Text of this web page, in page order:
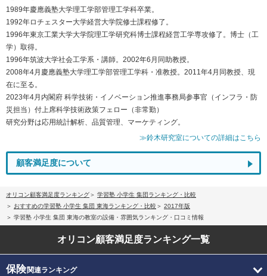
1989年慶應義塾大学理工学部管理工学科卒業。
1992年ロチェスター大学経営大学院修士課程修了。
1996年東京工業大学大学院理工学研究科博士課程経営工学専攻修了。博士（工
学）取得。
1996年筑波大学社会工学系・講師。2002年6月同助教授。
2008年4月慶應義塾大学理工学部管理工学科・准教授。2011年4月同教授、現
在に至る。
2023年4月内閣府 科学技術・イノベーション推進事務局参事官（インフラ・防
災担当）付上席科学技術政策フェロー（非常勤）
研究分野は応用統計解析、品質管理、マーケティング。
≫鈴木研究室についての詳細はこちら
顧客満足度について
オリコン顧客満足度ランキング
学習塾 小学生 集団ランキング・比較
おすすめの学習塾 小学生 集団 東海ランキング・比較
2017年版
学習塾 小学生 集団 東海の教室の設備・雰囲気ランキング・口コミ情報
オリコン顧客満足度ランキング一覧
保険関連ランキング